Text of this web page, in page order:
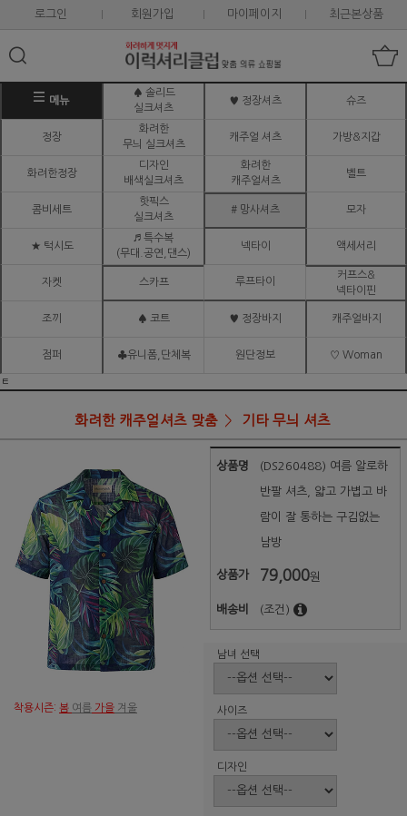
로그인 회원가입 마이페이지 최근본상품
메뉴
♠ 솔리드
실크셔츠
♥ 정장셔츠 슈즈
정장
화려한
무늬 실크셔츠
캐주얼 셔츠 가방&지갑
화려한정장
디자인
배색실크셔츠
화려한
캐주얼셔츠
벨트
콤비세트
핫픽스
실크셔츠
# 망사셔츠 모자
★ 턱시도
♬ 특수복
(무대.공연,댄스)
넥타이 액세서리
자켓 스카프 루프타이
커프스&
넥타이핀
조끼 ♠ 코트 ♥ 정장바지 캐주얼바지
점퍼 ♣유니폼,단체복 원단정보 ♡ Woman
ㅌ
화려한 캐주얼셔츠 맞춤 기타 무늬 셔츠
착용시즌: 봄 여름 가을 겨울
상품명 (DS260488) 여름 알로하
반팔 셔츠, 얇고 가볍고 바
람이 잘 통하는 구김없는
남방
상품가 79,000원
배송비 (조건)
남녀 선택
사이즈
디자인